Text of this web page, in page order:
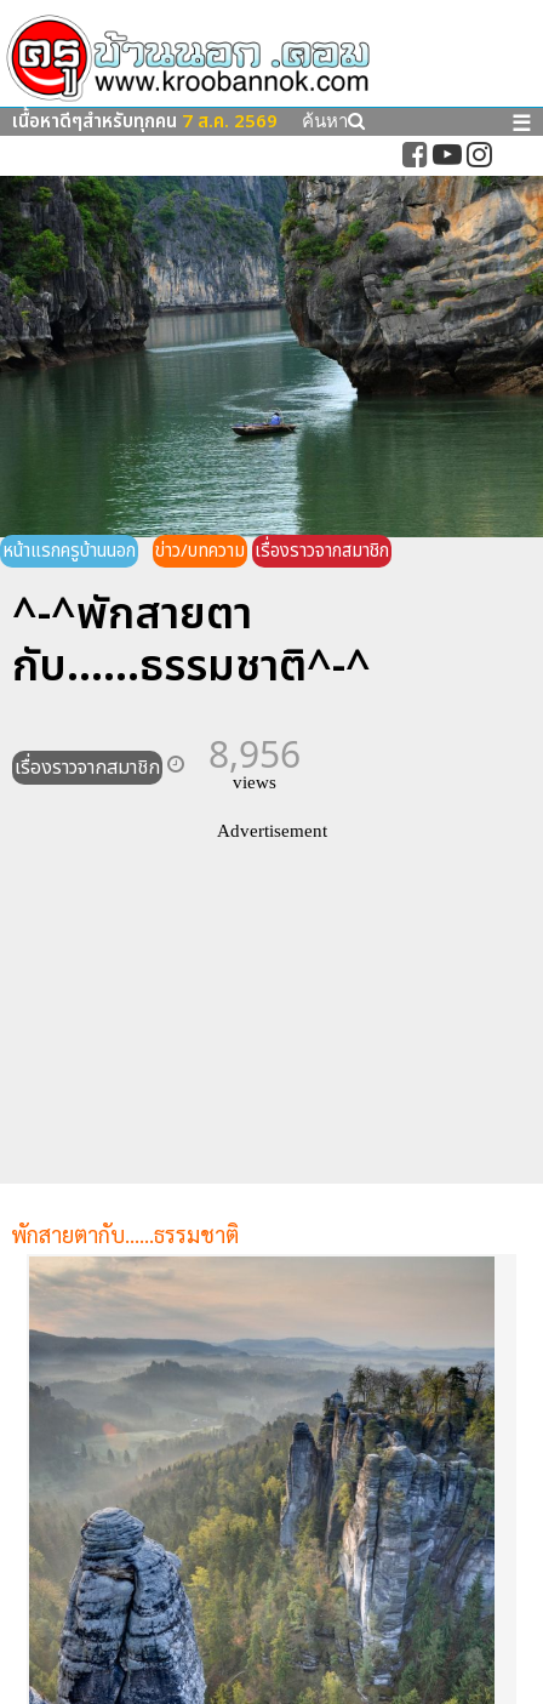
เนื้อหาดีๆสำหรับทุกคน 7 ส.ค. 2569 ค้นหา ☰
หน้าแรกครูบ้านนอก ข่าว/บทความ เรื่องราวจากสมาชิก
^-^พักสายตา
กับ......ธรรมชาติ^-^
เรื่องราวจากสมาชิก 8,956
views
Advertisement
พักสายตากับ......ธรรมชาติ